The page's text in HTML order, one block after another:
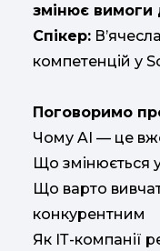
змінює вимоги
Спікер:
компетенцій у
Поговоримо
Чому AI — це
Що змінюється
Що варто
конкурентним
Як ІТ-компанії